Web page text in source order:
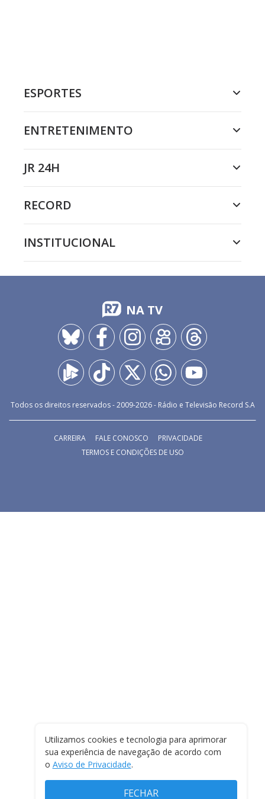
ESPORTES
ENTRETENIMENTO
JR 24H
RECORD
INSTITUCIONAL
NA TV
Todos os direitos reservados - 2009-2026- Rádio e Televisão Record S.A
CARREIRA FALE CONOSCO
PRIVACIDADE
TERMOS E CONDIÇÕES DE USO
Utilizamos cookies e tecnologia para aprimorar
sua experiência de navegação de acordo com
o Aviso de Privacidade.
FECHAR